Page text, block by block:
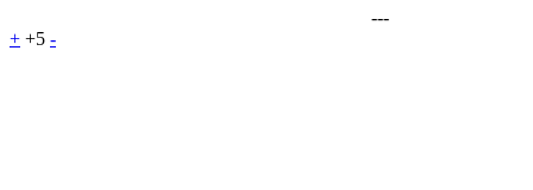
---
+ +5 -